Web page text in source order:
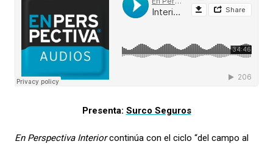
Presenta: Surco Seguros
En Perspectiva Interiorcontinúa con el ciclo “del campo al